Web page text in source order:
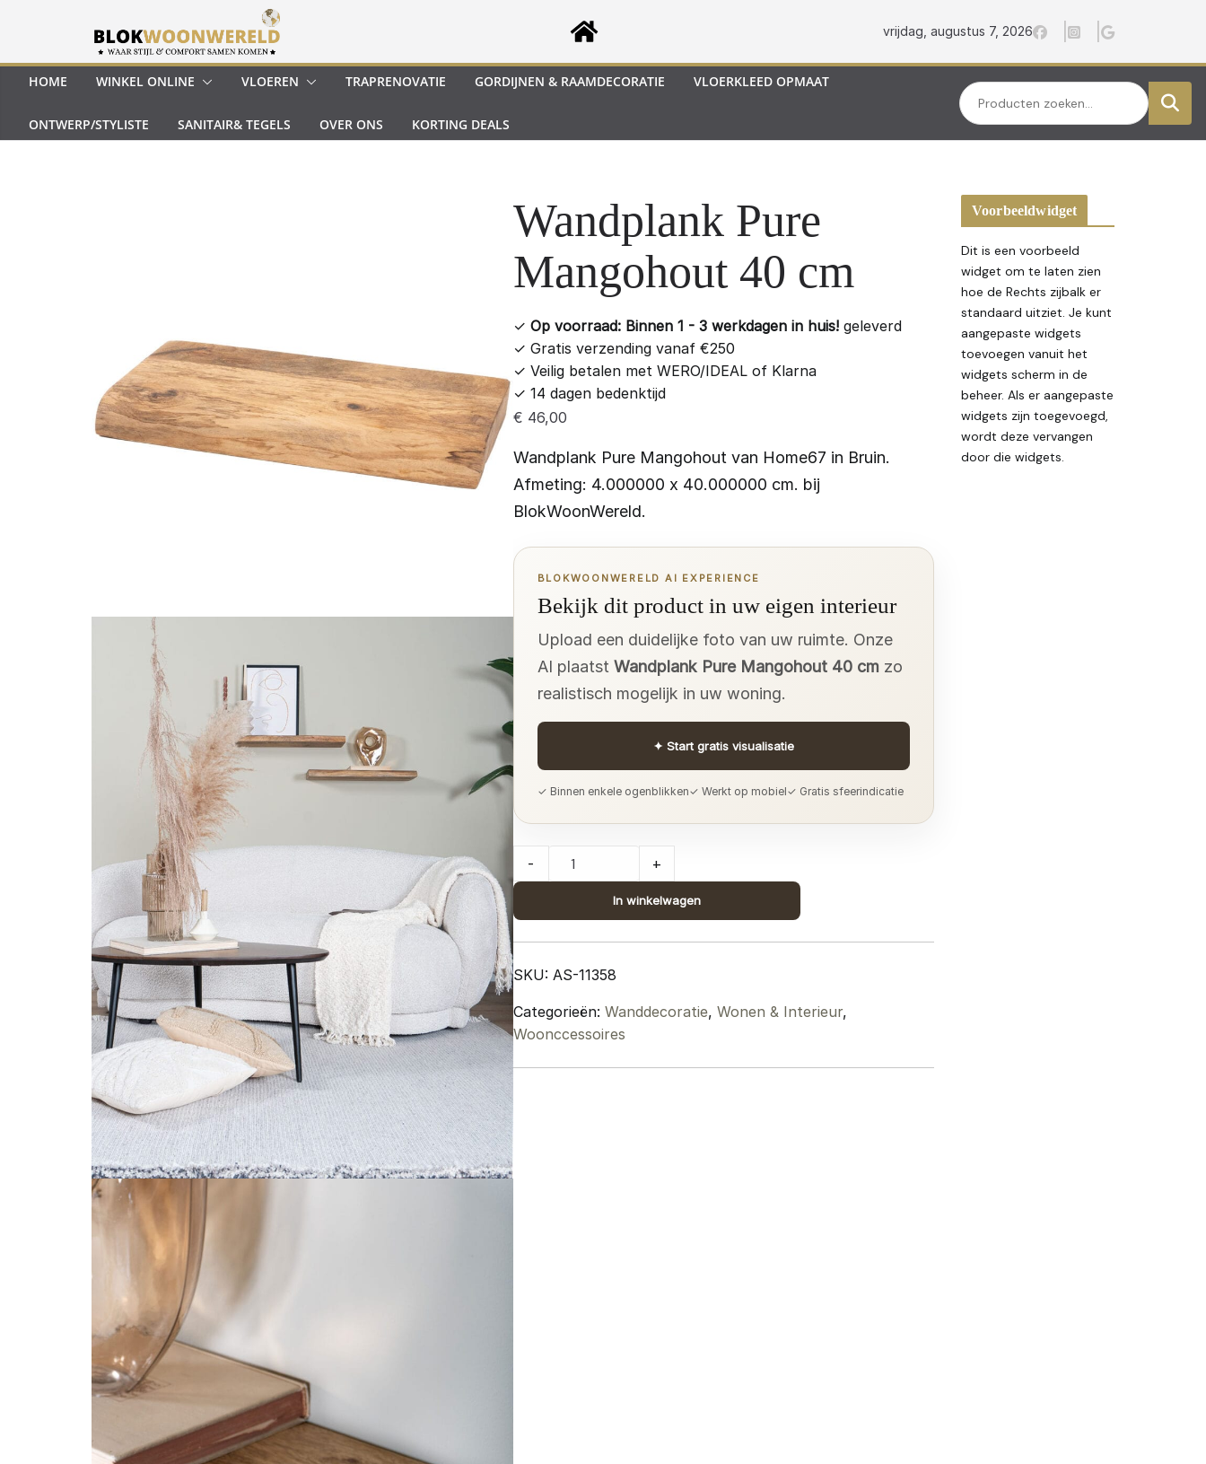
inhoud
vrijdag, augustus 7, 2026
HOME WINKEL ONLINE VLOEREN TRAPRENOVATIE GORDIJNEN & RAAMDECORATIE VLOERKLEED OPMAAT
ONTWERP/STYLISTE SANITAIR& TEGELS OVER ONS KORTING DEALS
Zoeken
Wandplank Pure
Mangohout 40 cm
✓ Op voorraad: Binnen 1 - 3 werkdagen in huis!geleverd
✓ Gratis verzending vanaf €250
✓ Veilig betalen met WERO/IDEAL of Klarna
✓ 14 dagen bedenktijd
€ 46,00
Wandplank Pure Mangohout van Home67 in Bruin.
Afmeting: 4.000000 x 40.000000 cm. bij
BlokWoonWereld.
BLOKWOONWERELD AI EXPERIENCE
Bekijk dit product in uw eigen interieur
Upload een duidelijke foto van uw ruimte. Onze
AI plaatst Wandplank Pure Mangohout 40 cmzo
realistisch mogelijk in uw woning.
✦ Start gratis visualisatie
✓ Binnen enkele ogenblikken✓ Werkt op mobiel✓ Gratis sfeerindicatie
Wandplank
Pure
40
cm
quantity
- +
In winkelwagen
SKU: AS-11358
Categorieën: Wanddecoratie, Wonen & Interieur,
Woonccessoires
Voorbeeldwidget
Dit is een voorbeeld
widget om te laten zien
hoe de Rechts zijbalk er
standaard uitziet. Je kunt
aangepaste widgets
toevoegen vanuit het
widgets scherm in de
beheer. Als er aangepaste
widgets zijn toegevoegd,
wordt deze vervangen
door die widgets.